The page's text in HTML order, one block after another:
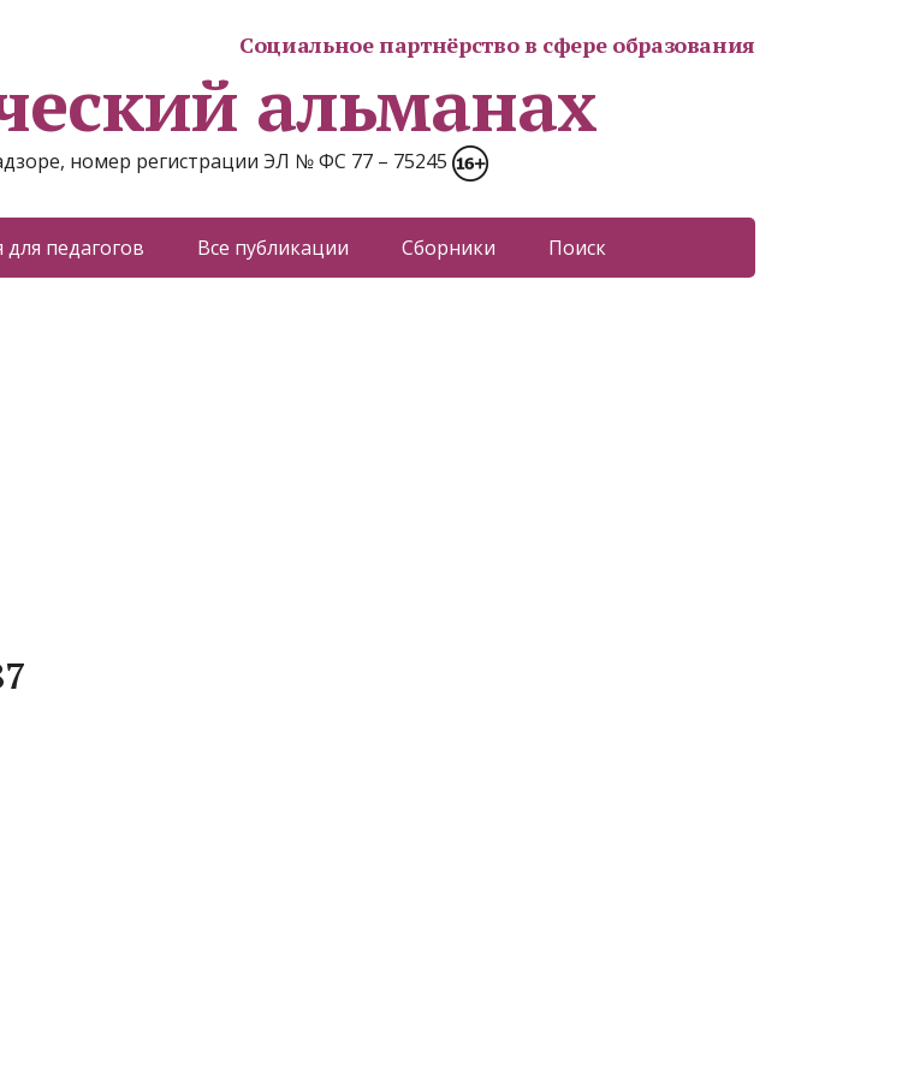
Социальное партнёрство в сфере образования
альманах
номер регистрации ЭЛ № ФС 77 – 75245
педагогов Все публикации Сборники Поиск